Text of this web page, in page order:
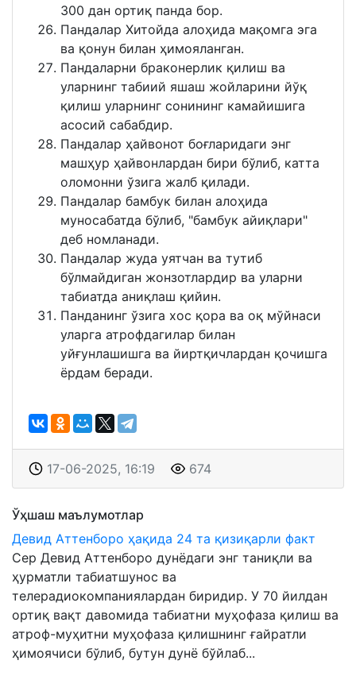
300 дан ортиқ панда бор.
Пандалар Хитойда алоҳида мақомга эга
ва қонун билан ҳимояланган.
Пандаларни браконерлик қилиш ва
уларнинг табиий яшаш жойларини йўқ
қилиш уларнинг сонининг камайишига
асосий сабабдир.
Пандалар ҳайвонот боғларидаги энг
машҳур ҳайвонлардан бири бўлиб, катта
оломонни ўзига жалб қилади.
Пандалар бамбук билан алоҳида
муносабатда бўлиб, "бамбук айиқлари"
деб номланади.
Пандалар жуда уятчан ва тутиб
бўлмайдиган жонзотлардир ва уларни
табиатда аниқлаш қийин.
Панданинг ўзига хос қора ва оқ мўйнаси
уларга атрофдагилар билан
уйғунлашишга ва йиртқичлардан қочишга
ёрдам беради.
17-06-2025, 16:19 674
Ўҳшаш маълумотлар
Девид Аттенборо ҳақида 24 та қизиқарли факт
Сер Девид Аттенборо дунёдаги энг таниқли ва
ҳурматли табиатшунос ва
телерадиокомпаниялардан биридир. У 70 йилдан
ортиқ вақт давомида табиатни муҳофаза қилиш ва
атроф-муҳитни муҳофаза қилишнинг ғайратли
ҳимоячиси бўлиб, бутун дунё бўйлаб...